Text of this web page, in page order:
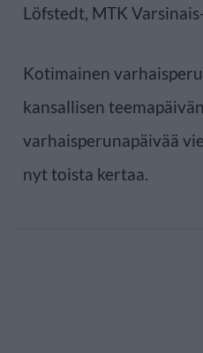
Löfstedt, MTK
Kotimainen
kansallisen
varhaisperunapäivää
nyt toista kertaa.